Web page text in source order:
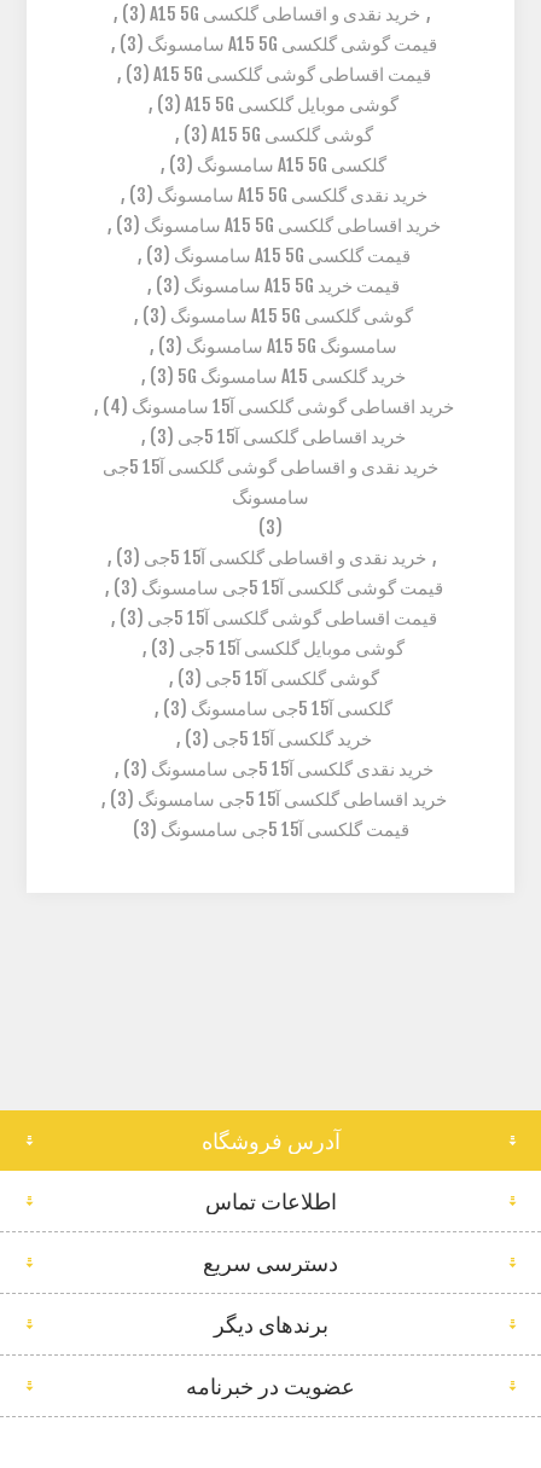
, خرید نقدی و اقساطی گلکسی A15 5G (3)
,
قیمت گوشی گلکسی A15 5G سامسونگ
(3)
,
قیمت اقساطی گوشی گلکسی A15 5G
(3)
,
گوشی موبایل گلکسی A15 5G
(3)
,
گوشی گلکسی A15 5G
(3)
,
گلکسی A15 5G سامسونگ
(3)
,
خرید نقدی گلکسی A15 5G سامسونگ
(3)
,
خرید اقساطی گلکسی A15 5G سامسونگ
(3)
,
قیمت گلکسی A15 5G سامسونگ
(3)
,
قیمت خرید A15 5G سامسونگ
(3)
,
گوشی گلکسی A15 5G سامسونگ
(3)
,
سامسونگ A15 5G سامسونگ
(3)
,
خرید گلکسی A15 سامسونگ 5G
(3)
,
خرید اقساطی گوشی گلکسی آ15 سامسونگ
(4)
,
خرید اقساطی گلکسی آ15 5جی
(3)
,
خرید نقدی و اقساطی گوشی گلکسی آ15 5جی
سامسونگ
(3)
, خرید نقدی و اقساطی گلکسی آ15 5جی (3)
,
قیمت گوشی گلکسی آ15 5جی سامسونگ
(3)
,
قیمت اقساطی گوشی گلکسی آ15 5جی
(3)
,
گوشی موبایل گلکسی آ15 5جی
(3)
,
گوشی گلکسی آ15 5جی
(3)
,
گلکسی آ15 5جی سامسونگ
(3)
,
خرید گلکسی آ15 5جی
(3)
,
خرید نقدی گلکسی آ15 5جی سامسونگ
(3)
,
خرید اقساطی گلکسی آ15 5جی سامسونگ
(3)
,
قیمت گلکسی آ15 5جی سامسونگ
(3)
آدرس فروشگاه
اطلاعات تماس
دسترسی سریع
برندهای دیگر
عضویت در خبرنامه